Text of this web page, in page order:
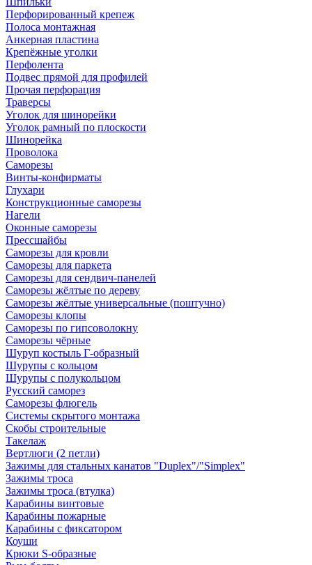
Перфорированный крепеж
Полоса монтажная
Анкерная пластина
Крепёжные уголки
Перфолента
Подвес прямой для профилей
Прочая перфорация
Траверсы
Уголок для шинорейки
Уголок рамный по плоскости
Шинорейка
Проволока
Саморезы
Винты-конфирматы
Глухари
Конструкционные саморезы
Нагели
Оконные саморезы
Прессшайбы
Саморезы для кровли
Саморезы для паркета
Саморезы для сендвич-панелей
Саморезы жёлтые по дереву
Саморезы жёлтые универсальные (поштучно)
Саморезы клопы
Саморезы по гипсоволокну
Саморезы чёрные
Шуруп костыль Г-образный
Шурупы с кольцом
Шурупы с полукольцом
Русский саморез
Саморезы флюгель
Системы скрытого монтажа
Скобы строительные
Такелаж
Вертлюги (2 петли)
Зажимы для стальных канатов "Duplex"/"Simplex"
Зажимы троса
Зажимы троса (втулка)
Карабины винтовые
Карабины пожарные
Карабины с фиксатором
Коуши
Крюки S-образные